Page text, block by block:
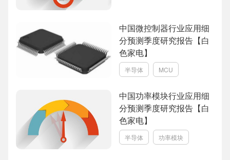
中国微控制器行业应用细
分预测季度研究报告【白
色家电】
半导体 MCU
中国功率模块行业应用细
分预测季度研究报告【白
色家电】
半导体 功率模块